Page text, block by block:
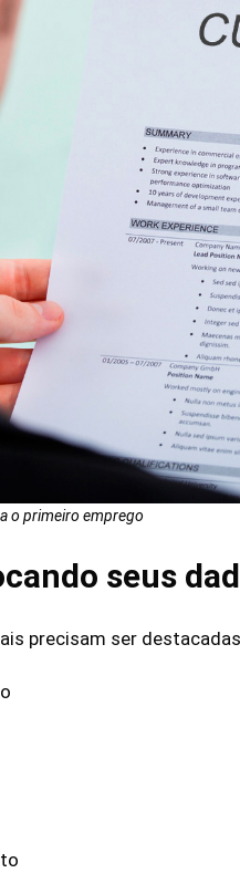
o primeiro emprego
seus
precisam ser